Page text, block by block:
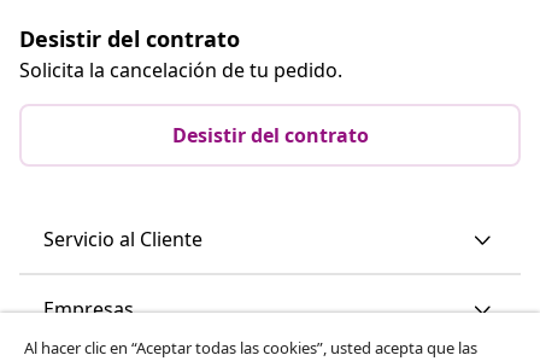
Desistir del contrato
Solicita la cancelación de tu pedido.
Desistir del contrato
Servicio al Cliente
Empresas
Al hacer clic en “Aceptar todas las cookies”, usted acepta que las